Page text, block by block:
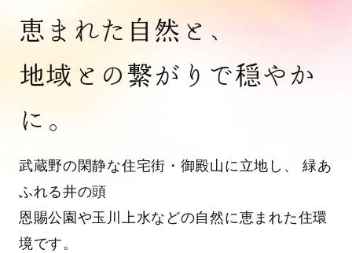
恵まれた自然と、
地域との繋がりで穏やか
に。
武蔵野の閑静な住宅街・御殿山に立地し、 緑あ
ふれる井の頭
恩賜公園や玉川上水などの自然に恵まれた住環
境です。